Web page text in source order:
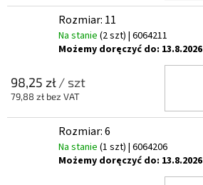
Rozmiar: 11
Na stanie (2 szt) | 6064211
Możemy doręczyć do: 13.8.2026
98,25 zł/ szt
79,88 zł bez VAT
Rozmiar: 6
Na stanie (1 szt) | 6064206
Możemy doręczyć do: 13.8.2026